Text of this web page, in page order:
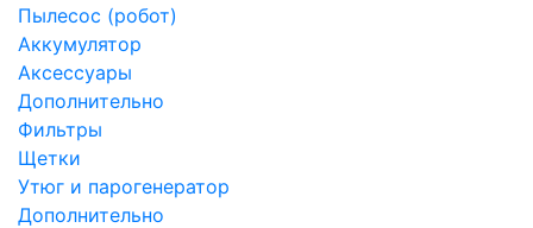
Пылесос (робот)
Аккумулятор
Аксессуары
Дополнительно
Фильтры
Щетки
Утюг и парогенератор
Дополнительно